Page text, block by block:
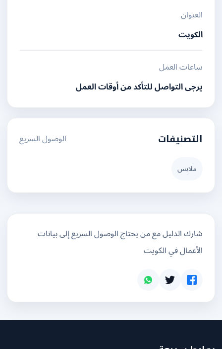
العنوان
الكويت
ساعات العمل
يرجى التواصل للتأكد من أوقات العمل
التصنيفات الوصول السريع
ملابس
شارك الدليل مع من يحتاج الوصول السريع إلى بيانات
الأعمال في الكويت